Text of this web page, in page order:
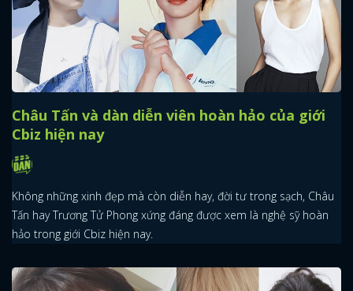
Châu Tấn và dàn diễn viên hoàn hảo của giới
Cbiz hiện nay
Không những xinh đẹp mà còn diễn hay, đời tư trong sạch, Châu
Tấn hay Trương Tử Phong xứng đáng được xem là nghệ sỹ hoàn
hảo trong giới Cbiz hiện nay.